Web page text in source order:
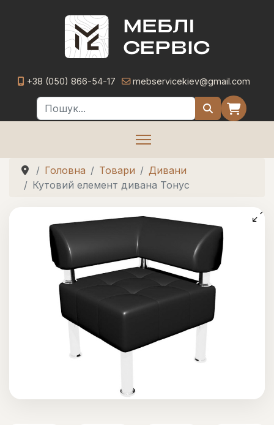
+38 (050) 866-54-17 mebservicekiev@gmail.com
Пошук
Головна Товари
Дивани
Кутовий елемент дивана Тонус